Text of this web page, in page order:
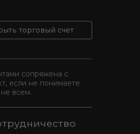
торговый счет
сопряжена с
если не понимаете
всем.